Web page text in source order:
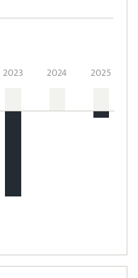
2023 2024 2025